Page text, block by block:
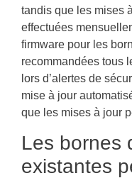
tandis que les mises
effectuées
firmware pour les
recommandées tous
lors d’alertes de
mise à jour
que les mises à jour
Les bornes
existantes